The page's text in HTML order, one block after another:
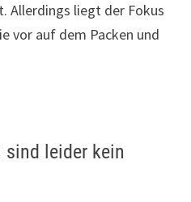
Allerdings liegt der Fokus
vor auf dem Packen und
sind leider kein